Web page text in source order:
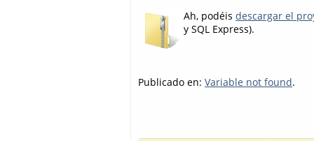
Ah, podéis descargar el
y SQL Express).
Publicado en: Variable not found.